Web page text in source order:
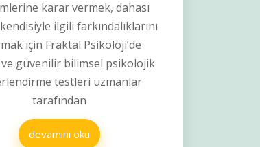
karar vermek, dahası
ilgili farkındalıklarını
için Fraktal Psikoloji’de
güvenilir bilimsel psikolojik
testleri uzmanlar
tarafından
devamını oku